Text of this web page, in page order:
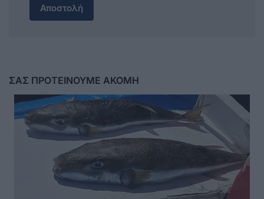
Αποστολή
ΣΑΣ ΠΡΟΤΕΙΝΟΥΜΕ ΑΚΟΜΗ